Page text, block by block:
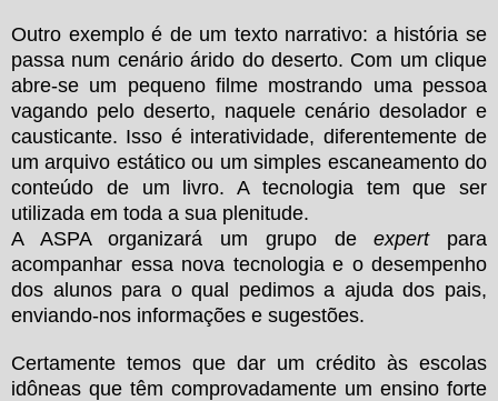
Outro exemplo é de um texto narrativo: a história se
passa num cenário árido do deserto. Com um clique
abre-se um pequeno filme mostrando uma pessoa
vagando pelo deserto, naquele cenário desolador e
causticante. Isso é interatividade, diferentemente de
um arquivo estático ou um simples escaneamento do
conteúdo de um livro. A tecnologia tem que ser
utilizada em toda a sua plenitude.
A ASPA organizará um grupo deexpertpara
acompanhar essa nova tecnologia e o desempenho
dos alunos para o qual pedimos a ajuda dos pais,
enviando-nos informações e sugestões.
Certamente temos que dar um crédito às escolas
idôneas que têm comprovadamente um ensino forte